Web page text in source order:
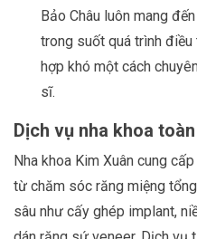
Bảo Châu luôn mang
trong suốt quá trình
hợp khó một cách
sĩ.
Dịch vụ nha khoa
Nha khoa Kim Xuân cung
từ chăm sóc răng miệng
sâu như cấy ghép implant,